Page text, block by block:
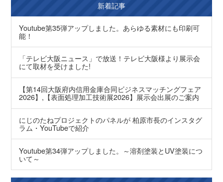
新着記事
Youtube第35弾アップしました。あらゆる素材にも印刷可
能！
「テレビ大阪ニュース」で放送！テレビ大阪様より展示会
にて取材を受けました!
【第14回大阪府内信用金庫合同ビジネスマッチングフェア
2026】,【表面処理加工技術展2026】展示会出展のご案内
にじのたねプロジェクトのパネルが 柏原市長のインスタグ
ラム・YouTubeで紹介
Youtube第34弾アップしました。～溶剤塗装とUV塗装につ
いて～